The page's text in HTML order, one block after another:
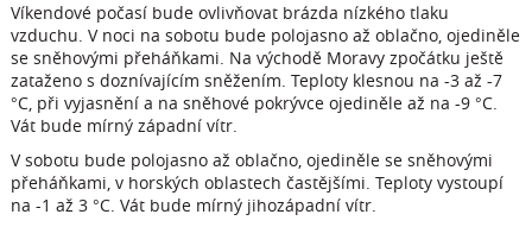
Víkendové počasí bude ovlivňovat brázda nízkého tlaku
vzduchu. V noci na sobotu bude polojasno až oblačno, ojediněle
se sněhovými přeháňkami. Na východě Moravy zpočátku ještě
zataženo s doznívajícím sněžením. Teploty klesnou na -3 až -7
°C, při vyjasnění a na sněhové pokrývce ojediněle až na -9 °C.
Vát bude mírný západní vítr.
V sobotu bude polojasno až oblačno, ojediněle se sněhovými
přeháňkami, v horských oblastech častějšími. Teploty vystoupí
na -1 až 3 °C. Vát bude mírný jihozápadní vítr.